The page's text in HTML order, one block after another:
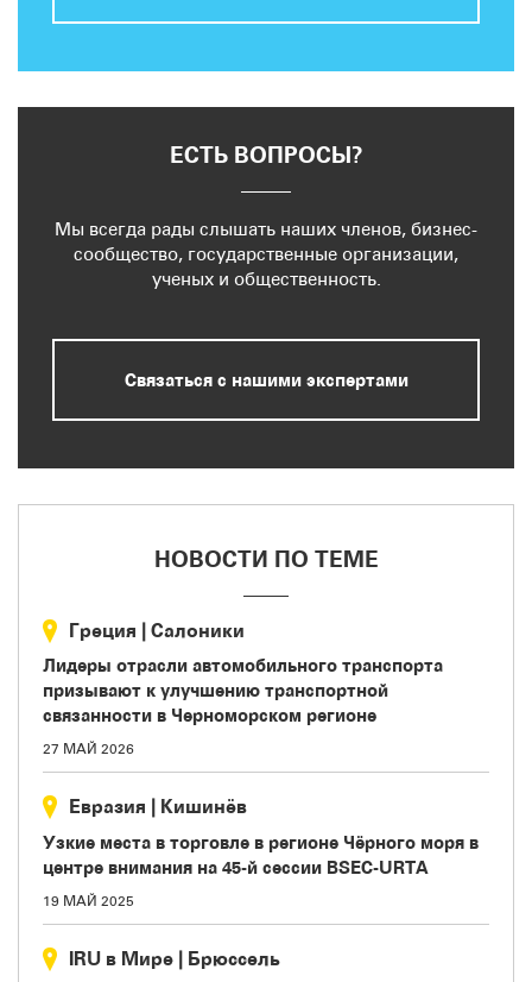
ЕСТЬ ВОПРОСЫ?
Мы всегда рады слышать наших членов, бизнес-
сообщество, государственные организации,
ученых и общественность.
Связаться с нашими экспертами
НОВОСТИ ПО ТЕМЕ
Греция | Салоники
Лидеры отрасли автомобильного транспорта
призывают к улучшению транспортной
связанности в Черноморском регионе
27 МАЙ 2026
Евразия | Кишинёв
Узкие места в торговле в регионе Чёрного моря в
центре внимания на 45-й сессии BSEC-URTA
19 МАЙ 2025
IRU в Мире | Брюссель